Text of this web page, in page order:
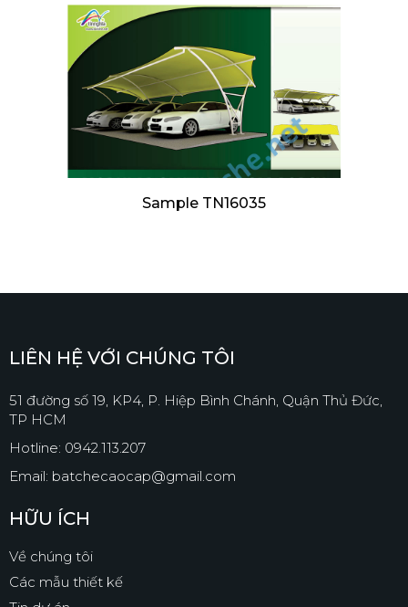
Sample TN16035
LIÊN HỆ VỚI CHÚNG TÔI
51 đường số 19, KP4, P. Hiệp Bình Chánh, Quận Thủ Đức,
TP HCM
Hotline: 0942.113.207
Email: batchecaocap@gmail.com
HỮU ÍCH
Về chúng tôi
Các mẫu thiết kế